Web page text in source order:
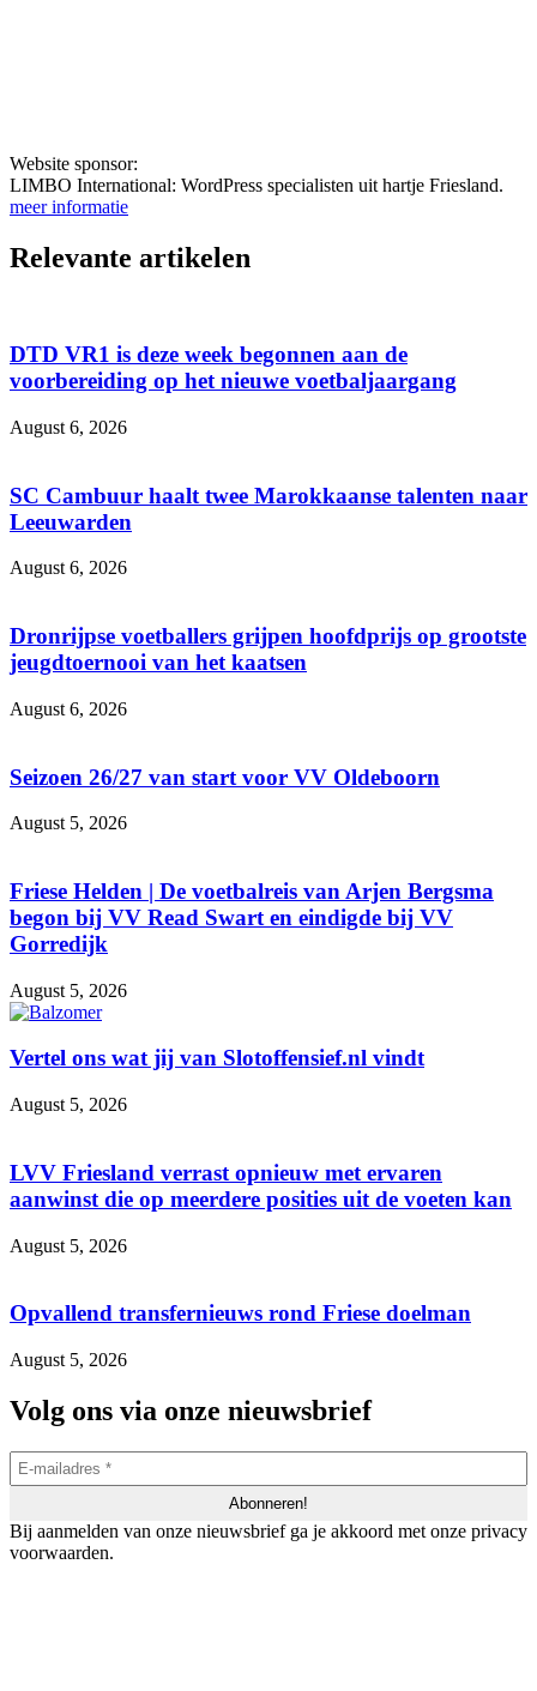
Website sponsor:
LIMBO International: WordPress specialisten uit hartje Friesland.
meer informatie
Relevante artikelen
DTD VR1 is deze week begonnen aan de
voorbereiding op het nieuwe voetbaljaargang
August 6, 2026
SC Cambuur haalt twee Marokkaanse talenten naar
Leeuwarden
August 6, 2026
Dronrijpse voetballers grijpen hoofdprijs op grootste
jeugdtoernooi van het kaatsen
August 6, 2026
Seizoen 26/27 van start voor VV Oldeboorn
August 5, 2026
Friese Helden | De voetbalreis van Arjen Bergsma
begon bij VV Read Swart en eindigde bij VV
Gorredijk
August 5, 2026
Vertel ons wat jij van Slotoffensief.nl vindt
August 5, 2026
LVV Friesland verrast opnieuw met ervaren
aanwinst die op meerdere posities uit de voeten kan
August 5, 2026
Opvallend transfernieuws rond Friese doelman
August 5, 2026
Volg ons via onze nieuwsbrief
Bij aanmelden van onze nieuwsbrief ga je akkoord met onze privacy
voorwaarden.